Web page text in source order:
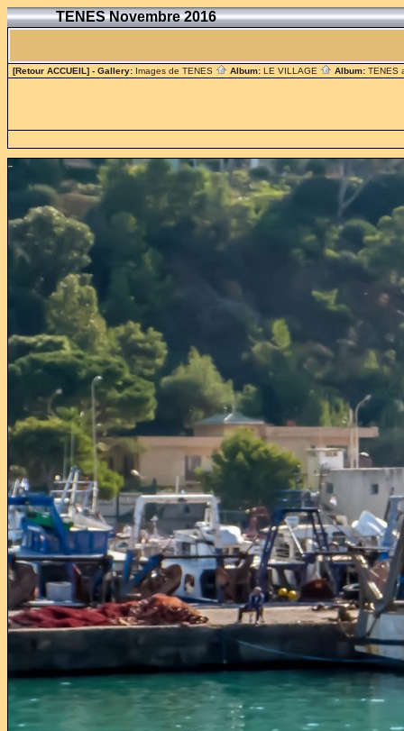
TENES Novembre 2016
[Retour ACCUEIL] - Gallery: Images de TENES Album: LE VILLAGE Album: TENES